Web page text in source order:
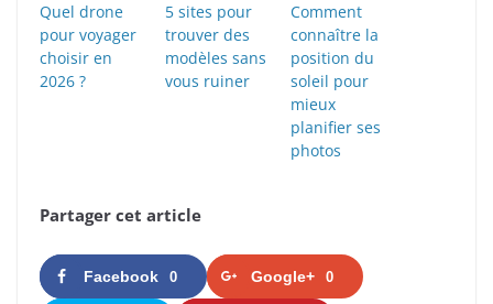
Quel drone
pour voyager
choisir en
2026 ?
5 sites pour
trouver des
modèles sans
vous ruiner
Comment
connaître la
position du
soleil pour
mieux
planifier ses
photos
Partager cet article
Facebook 0 Google+ 0